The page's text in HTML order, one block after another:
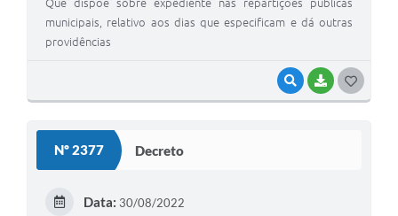
VISUALIZAR
BAIXAR
Que dispõe sobre expediente nas repartições públicas
municipais, relativo aos dias que especificam e dá outras
providências
Nº 2377 Decreto
Data: 30/08/2022